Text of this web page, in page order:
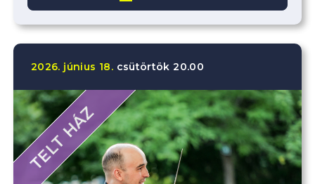
2026. június 18. csütörtök 20.00
TELT HÁZ